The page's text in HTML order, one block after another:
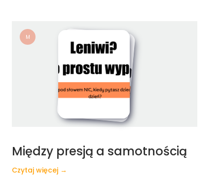
M
Między presją a samotnością
Czytaj więcej →